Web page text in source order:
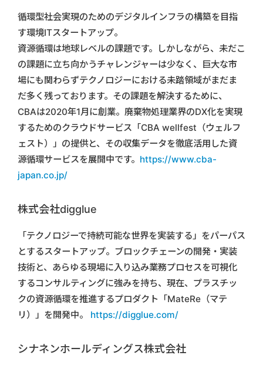
循環型社会実現のためのデジタルインフラの構築を目指
す環境ITスタートアップ。
資源循環は地球レベルの課題です。しかしながら、未だこ
の課題に立ち向かうチャレンジャーは少なく、巨大な市
場にも関わらずテクノロジーにおける未踏領域がまだま
だ多く残っております。その課題を解決するために、
CBAは2020年1月に創業。廃棄物処理業界のDX化を実現
するためのクラウドサービス「CBA wellfest（ウェルフ
ェスト）」の提供と、その収集データを徹底活用した資
源循環サービスを展開中です。 https://www.cba-
japan.co.jp/
株式会社digglue
「テクノロジーで持続可能な世界を実装する」をパーパス
とするスタートアップ。ブロックチェーンの開発・実装
技術と、あらゆる現場に入り込み業務プロセスを可視化
するコンサルティングに強みを持ち、現在、プラスチッ
クの資源循環を推進するプロダクト「MateRe（マテ
リ）」を開発中。 https://digglue.com/
シナネンホールディングス株式会社